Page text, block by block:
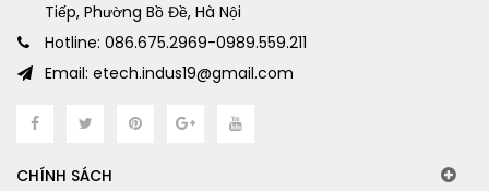
Tiếp, Phường Bồ Đề, Hà Nội
Hotline: 086.675.2969-0989.559.211
Email: etech.indus19@gmail.com
CHÍNH SÁCH